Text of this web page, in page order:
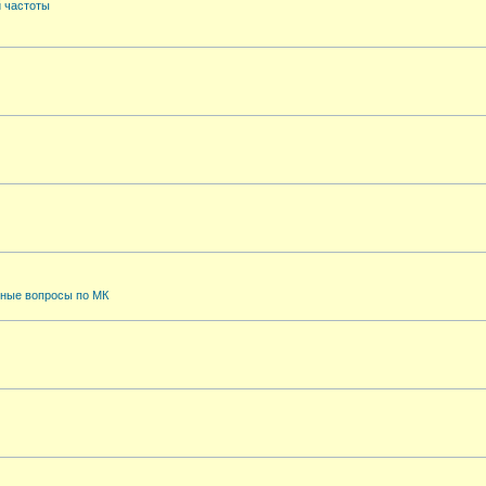
частоты
вопросы по МК